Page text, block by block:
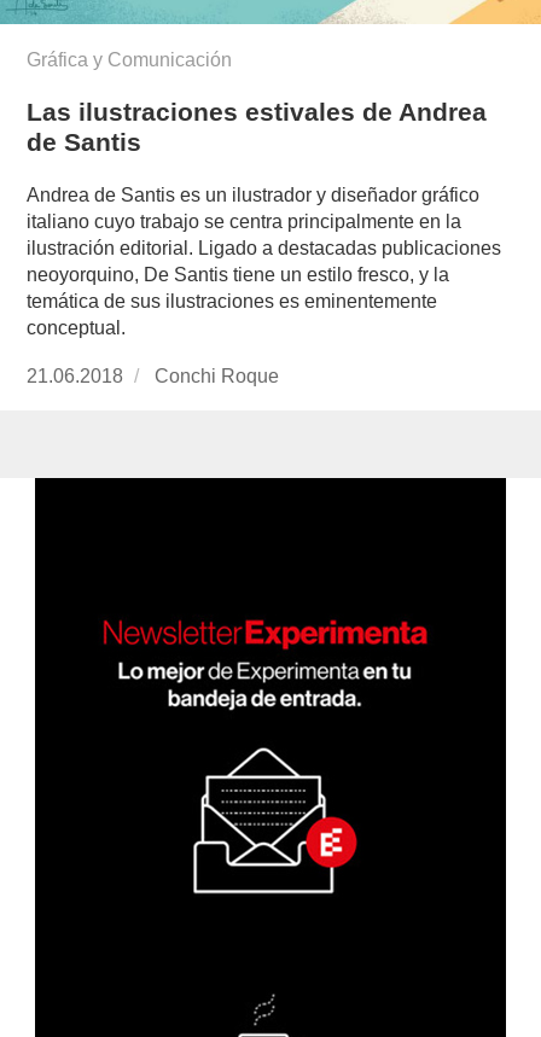
Gráfica y Comunicación
Las ilustraciones estivales de Andrea
de Santis
Andrea de Santis es un ilustrador y diseñador gráfico
italiano cuyo trabajo se centra principalmente en la
ilustración editorial. Ligado a destacadas publicaciones
neoyorquino, De Santis tiene un estilo fresco, y la
temática de sus ilustraciones es eminentemente
conceptual.
Publicado
21.06.2018
https://www.experimenta.es/author/conchi-
Conchi Roque